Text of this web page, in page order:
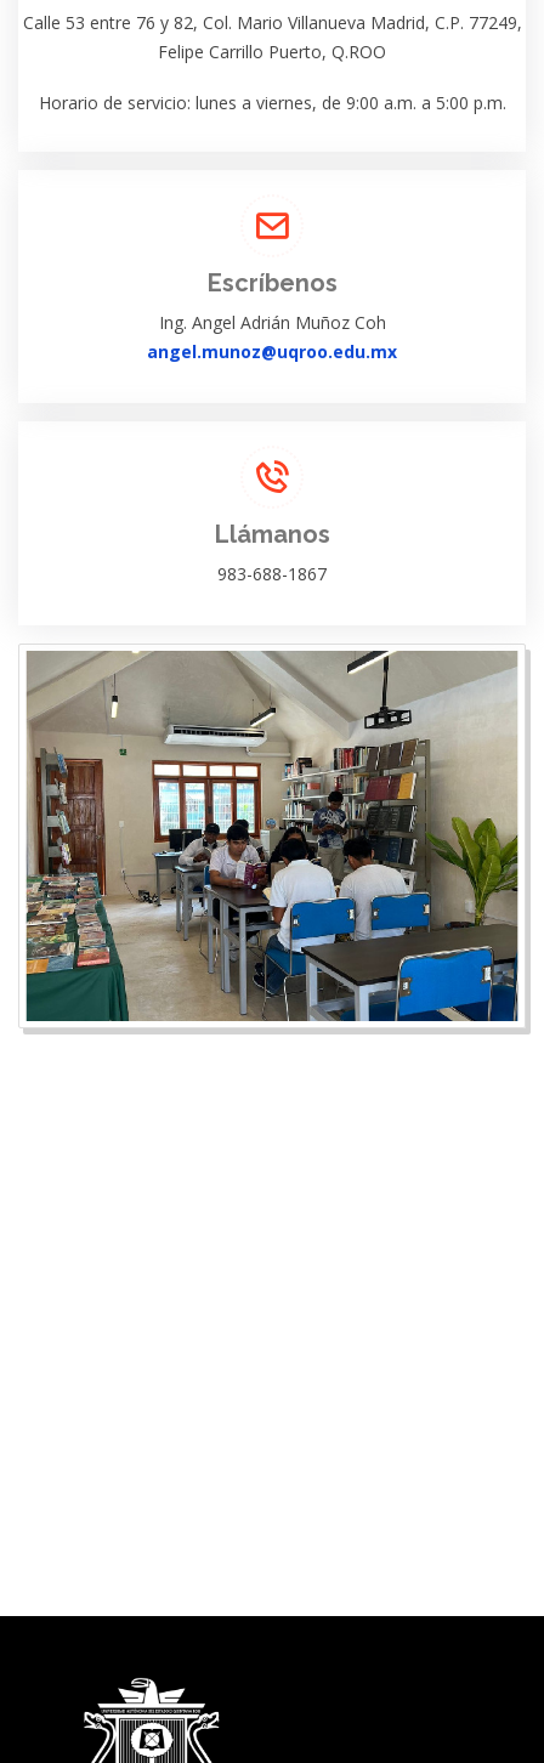
Calle 53 entre 76 y 82, Col. Mario Villanueva Madrid, C.P. 77249,
Felipe Carrillo Puerto, Q.ROO
Horario de servicio: lunes a viernes, de 9:00 a.m. a 5:00 p.m.
Escríbenos
Ing. Angel Adrián Muñoz Coh
angel.munoz@uqroo.edu.mx
Llámanos
983-688-1867